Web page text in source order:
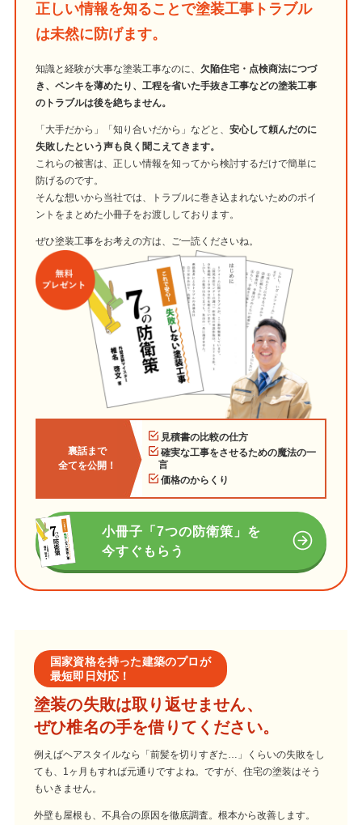
正しい情報を知ることで塗装工事トラブル
は未然に防げます。
知識と経験が大事な塗装工事なのに、 欠陥住宅・点検商法につづ
き、ペンキを薄めたり、工程を省いた手抜き工事などの塗装工事
のトラブルは後を絶ちません。
「大手だから」「知り合いだから」などと、安心して頼んだのに
失敗したという声も良く聞こえてきます。
これらの被害は、正しい情報を知ってから検討するだけで簡単に
防げるのです。
そんな想いから当社では、トラブルに巻き込まれないためのポイ
ントをまとめた小冊子をお渡ししております。
ぜひ塗装工事をお考えの方は、ご一読くださいね。
裏話まで
全てを公開！
見積書の比較の仕方
確実な工事をさせるための魔法の一
言
価格のからくり
小冊子「7つの防衛策」を
今すぐもらう
国家資格を持った建築のプロが
最短即日対応！
塗装の失敗は取り返せません、
ぜひ椎名の手を借りてください。
例えばヘアスタイルなら「前髪を切りすぎた…」くらいの失敗をし
ても、1ヶ月もすれば元通りですよね。ですが、住宅の塗装はそう
もいきません。
外壁も屋根も、不具合の原因を徹底調査。根本から改善します。